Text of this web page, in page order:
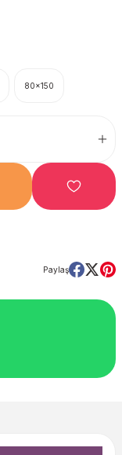
80x150
Paylaş